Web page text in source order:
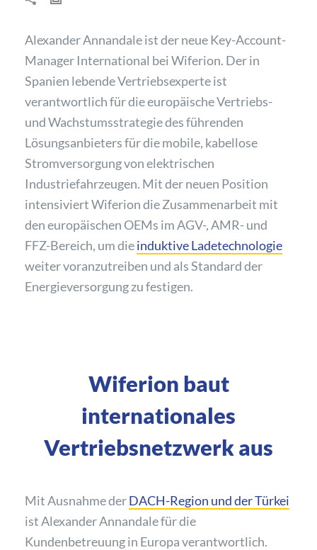
Alexander Annandale ist der neue Key-Account-
Manager International bei Wiferion. Der in
Spanien lebende Vertriebsexperte ist
verantwortlich für die europäische Vertriebs-
und Wachstumsstrategie des führenden
Lösungsanbieters für die mobile, kabellose
Stromversorgung von elektrischen
Industriefahrzeugen. Mit der neuen Position
intensiviert Wiferion die Zusammenarbeit mit
den europäischen OEMs im AGV-, AMR- und
FFZ-Bereich, um dieinduktive Ladetechnologie
weiter voranzutreiben und als Standard der
Energieversorgung zu festigen.
Wiferion baut
internationales
Vertriebsnetzwerk aus
Mit Ausnahme derDACH-Region und der Türkei
ist Alexander Annandale für die
Kundenbetreuung in Europa verantwortlich.